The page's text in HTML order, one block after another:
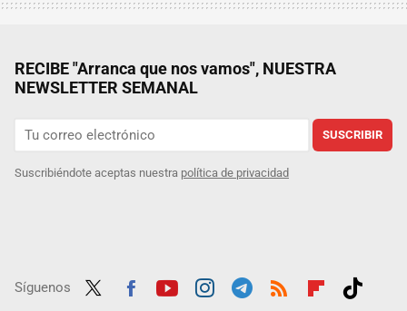
RECIBE "Arranca que nos vamos", NUESTRA
NEWSLETTER SEMANAL
SUSCRIBIR
Suscribiéndote aceptas nuestra política de privacidad
Síguenos